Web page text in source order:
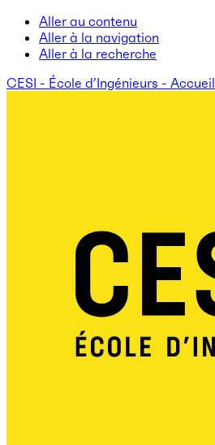
Aller au contenu
Aller à la navigation
Aller à la recherche
CESI - École d’Ingénieurs - Accueil